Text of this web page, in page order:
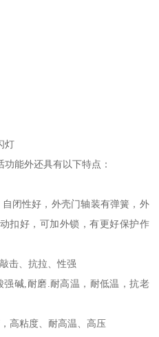
灯
能外还具有以下特点：
闭性好，外壳门轴装有弹簧，外
扣好，可加外锁，有更好保护作
击、抗拉、性强
碱,耐磨.耐高温，耐低温，抗老
高粘度、耐高温、高压